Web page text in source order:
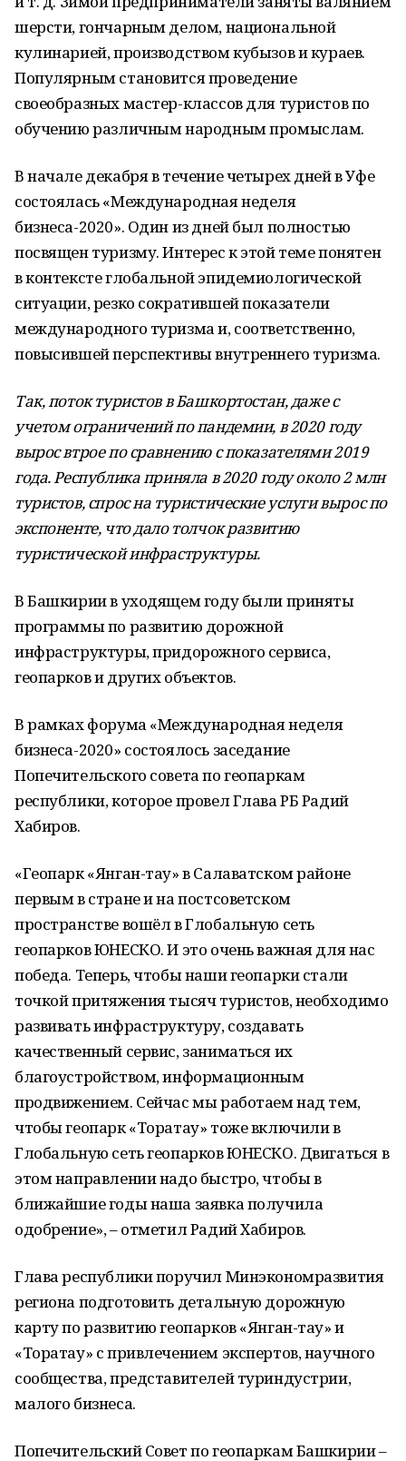
шерсти, гончарным делом, национальной
кулинарией, производством кубызов и кураев.
Популярным становится проведение
своеобразных мастер-классов для туристов по
обучению различным народным промыслам.
В начале декабря в течение четырех дней в Уфе
состоялась «Международная неделя
бизнеса-2020». Один из дней был полностью
посвящен туризму. Интерес к этой теме понятен
в контексте глобальной эпидемиологической
ситуации, резко сократившей показатели
международного туризма и, соответственно,
повысившей перспективы внутреннего туризма.
Так, поток туристов в Башкортостан, даже с
учетом ограничений по пандемии, в 2020 году
вырос втрое по сравнению с показателями 2019
года. Республика приняла в 2020 году около 2 млн
туристов, спрос на туристические услуги вырос по
экспоненте, что дало толчок развитию
туристической инфраструктуры.
В Башкирии в уходящем году были приняты
программы по развитию дорожной
инфраструктуры, придорожного сервиса,
геопарков и других объектов.
В рамках форума «Международная неделя
бизнеса-2020» состоялось заседание
Попечительского совета по геопаркам
республики, которое провел Глава РБ Радий
Хабиров.
«Геопарк «Янган-тау» в Салаватском районе
первым в стране и на постсоветском
пространстве вошёл в Глобальную сеть
геопарков ЮНЕСКО. И это очень важная для нас
победа. Теперь, чтобы наши геопарки стали
точкой притяжения тысяч туристов, необходимо
развивать инфраструктуру, создавать
качественный сервис, заниматься их
благоустройством, информационным
продвижением. Сейчас мы работаем над тем,
чтобы геопарк «Торатау» тоже включили в
Глобальную сеть геопарков ЮНЕСКО. Двигаться в
этом направлении надо быстро, чтобы в
ближайшие годы наша заявка получила
одобрение», – отметил Радий Хабиров.
Глава республики поручил Минэкономразвития
региона подготовить детальную дорожную
карту по развитию геопарков «Янган-тау» и
«Торатау» с привлечением экспертов, научного
сообщества, представителей туриндустрии,
малого бизнеса.
Попечительский Совет по геопаркам Башкирии –